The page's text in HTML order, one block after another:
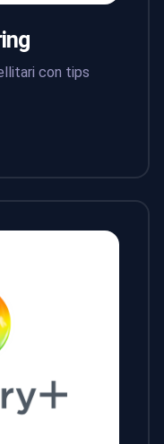
con tips